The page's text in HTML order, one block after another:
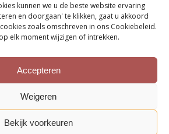
kunnen we u de beste website ervaring
en doorgaan' te klikken, gaat u akkoord
zoals omschreven in ons Cookiebeleid.
elk moment wijzigen of intrekken.
Accepteren
Weigeren
Bekijk voorkeuren
na…
2 3 4